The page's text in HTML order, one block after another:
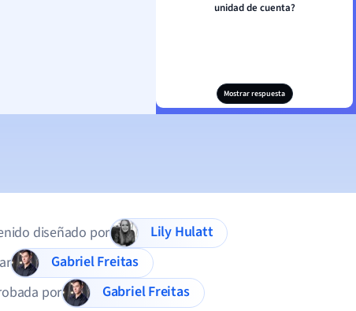
unidad de cuenta?
Mostrar respuesta
diseñado por
Lily Hulatt
Gabriel Freitas
por
Gabriel Freitas